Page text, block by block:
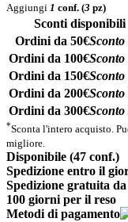
Aggiungi 1 conf. (3 pz)
Sconti disponibili
Ordini da 50€Sconto
Ordini da 100€Sconto
Ordini da 150€Sconto
Ordini da 200€Sconto
Ordini da 300€Sconto
*Sconta l'intero acquisto.
migliore.
Disponibile (47 conf.)
Spedizione entro il
Spedizione gratuita da
100 giorni per il reso
Metodi di pagamento